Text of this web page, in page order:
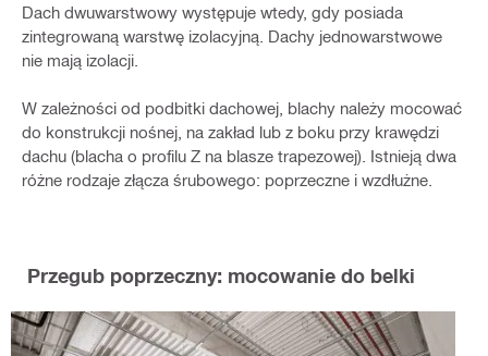
Dach dwuwarstwowy występuje wtedy, gdy posiada
zintegrowaną warstwę izolacyjną. Dachy jednowarstwowe
nie mają izolacji.
W zależności od podbitki dachowej, blachy należy mocować
do konstrukcji nośnej, na zakład lub z boku przy krawędzi
dachu (blacha o profilu Z na blasze trapezowej). Istnieją dwa
różne rodzaje złącza śrubowego: poprzeczne i wzdłużne.
Przegub poprzeczny: mocowanie do belki